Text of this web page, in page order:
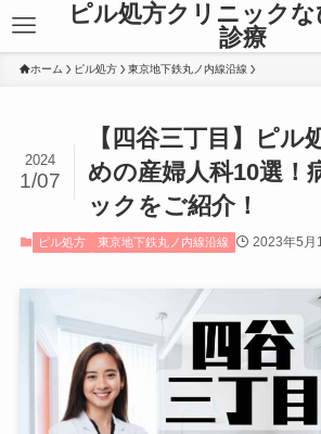
ピル処方クリニック
診療
ホーム ピル処方 東京地下鉄丸ノ内線沿線
【四谷三丁目】ピル
めの産婦人科10選！
ックをご紹介！
2024
1/07
ピル処方 東京地下鉄丸ノ内線沿線 2023年5月